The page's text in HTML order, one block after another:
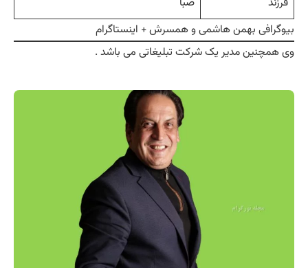
بیوگرافی بهمن هاشمی و همسرش + اینستاگرام
وی همچنین مدیر یک شرکت تبلیغاتی می باشد .